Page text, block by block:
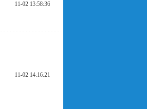
11-02 13:58:36
11-02 14:16:21